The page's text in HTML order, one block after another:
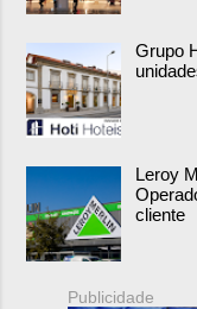
Grupo
Leroy
cliente
Publicidade